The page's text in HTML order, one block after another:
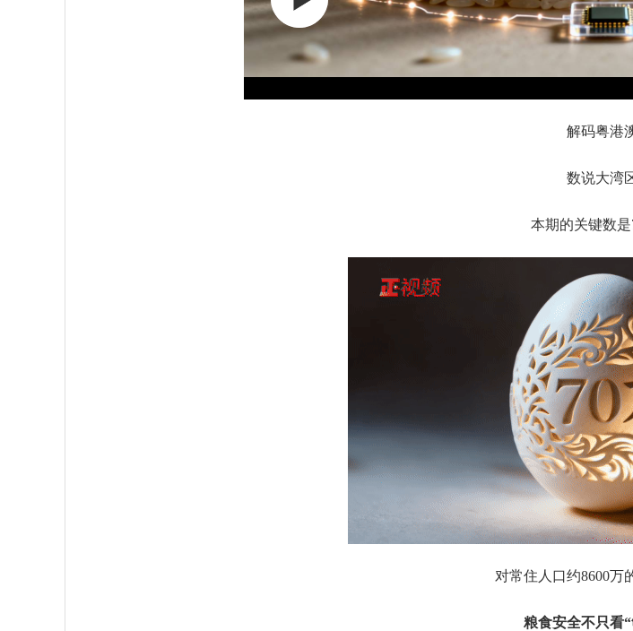
解码粤港
数说大湾
本期的关键数
对常住人口约8600万
粮食安全不只看